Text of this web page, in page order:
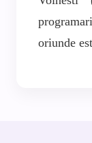
oriunde